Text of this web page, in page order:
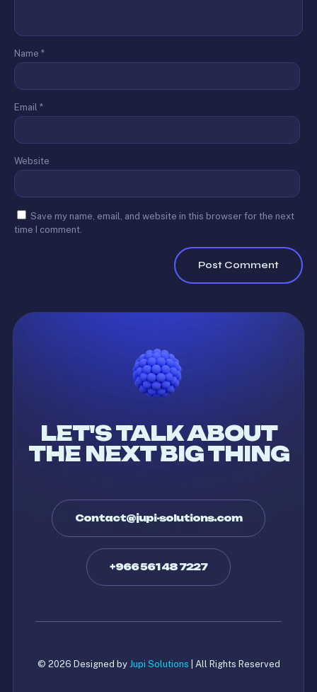
Name *
Email *
Website
Save my name, email, and website in this browser for the next
time I comment.
LET'S TALK ABOUT
THE NEXT BIG THING
Contact@jupi-solutions.com
+966 561 48 7227
© 2026 Designed by Jupi Solutions | All Rights Reserved